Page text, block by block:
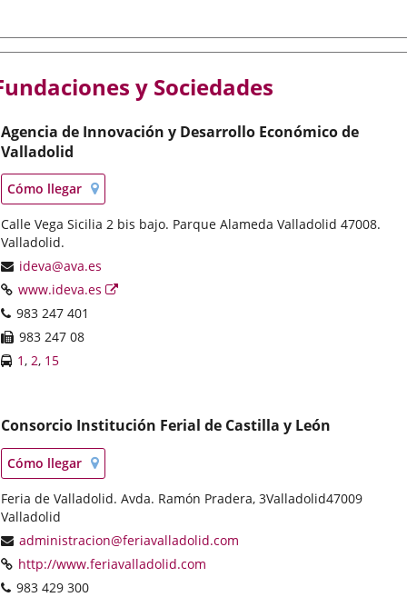
y Sociedades
Agencia de Innovación y Desarrollo Económico de
Valladolid
Localización
en
mapa
Cómo llegar Enlace
a
una
externa.
Postal
address
Calle Vega Sicilia 2 bis bajo. Parque Alameda Valladolid 47008.
Valladolid.
Email
ideva@ava.es
Web
www.ideva.es
Enlace
Phones
983 247 401
Fax
983 247 08
Líneas
1 Enlace
externa.
, 2Enlace
externa.
, 15Enlace
externa.
Consorcio Institución Ferial de Castilla y León
Localización
en
mapa
Cómo llegar Enlace
a
una
externa.
Postal
address
Feria de Valladolid. Avda. Ramón Pradera, 3Valladolid47009
Valladolid
Email
administracion@feriavalladolid.com
Web
http://www.feriavalladolid.com
Phones
983 429 300